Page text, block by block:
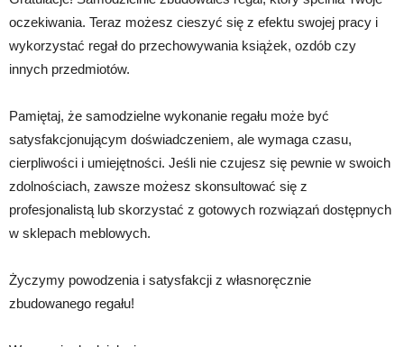
oczekiwania. Teraz możesz cieszyć się z efektu swojej pracy i
wykorzystać regał do przechowywania książek, ozdób czy
innych przedmiotów.
Pamiętaj, że samodzielne wykonanie regału może być
satysfakcjonującym doświadczeniem, ale wymaga czasu,
cierpliwości i umiejętności. Jeśli nie czujesz się pewnie w swoich
zdolnościach, zawsze możesz skonsultować się z
profesjonalistą lub skorzystać z gotowych rozwiązań dostępnych
w sklepach meblowych.
Życzymy powodzenia i satysfakcji z własnoręcznie
zbudowanego regału!